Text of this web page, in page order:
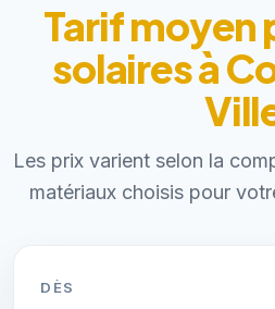
Tarif moyen
solaires à
Les prix varient selon la
matériaux choisis pour
DÈS